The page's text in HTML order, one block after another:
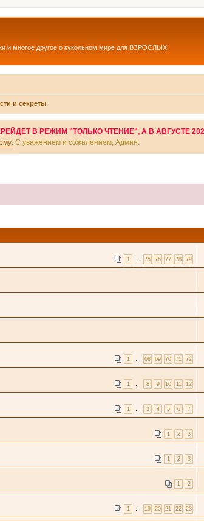
и многое другое о кукольном мире для ВЗРОСЛЫХ
и секреты
В РЕЖИМ "ТОЛЬКО ЧТЕНИЕ", А В АВГУСТЕ
. С уважением и сожалением, Админ.
1 75 76 77 78 79
1 68 69 70 71 72
1 8 9 10 11 12
1 3 4 5 6 7
1 2 3
1 2 3
1 2
1 19 20 21 22 23